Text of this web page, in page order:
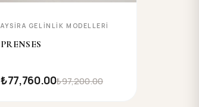
AYSIRA GELINLIK MODELLERI
PRENSES
₺97,200.00
₺77,760.00